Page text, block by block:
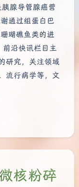
腺导管腺癌营
通过组蛋白巴
瑚礁鱼类的进
前沿快讯栏目主
研究，关注领域
流行病学等，文
核粉碎